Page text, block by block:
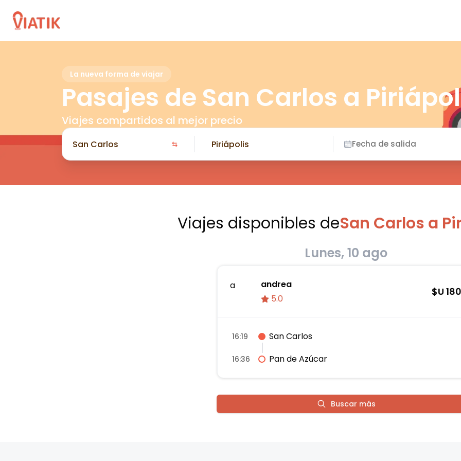
La nueva forma de viajar
Pasajes de San Carlos a
Viajes compartidos al mejor precio
Fecha de salida
Viajes disponibles deSan Carlos a
Lunes, 10 ago
a
andrea
5.0
$U 180
16:19 San Carlos
16:36 Pan de Azúcar
Buscar más